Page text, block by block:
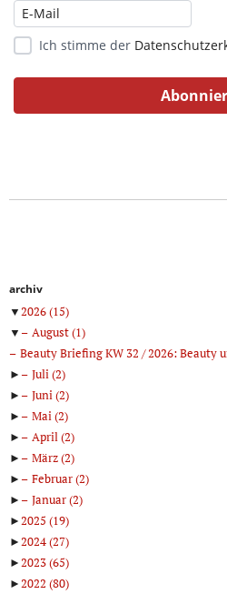
Ich stimme der
archiv
▼2026(15)
▼
August(1)
Beauty Briefing KW 32 / 2026: Beauty
►
Juli(2)
►
Juni(2)
►
Mai(2)
►
April(2)
►
März(2)
►
Februar(2)
►
Januar(2)
►2025 (19)
►2024(27)
►2023(65)
►2022 (80)